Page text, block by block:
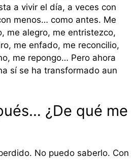
a vivir el día, a veces con
menos… como antes. Me
me alegro, me entristezco,
me enfado, me reconcilio,
me repongo… Pero ahora
sí se ha transformado aun
¿De qué me
No puedo saberlo. Con